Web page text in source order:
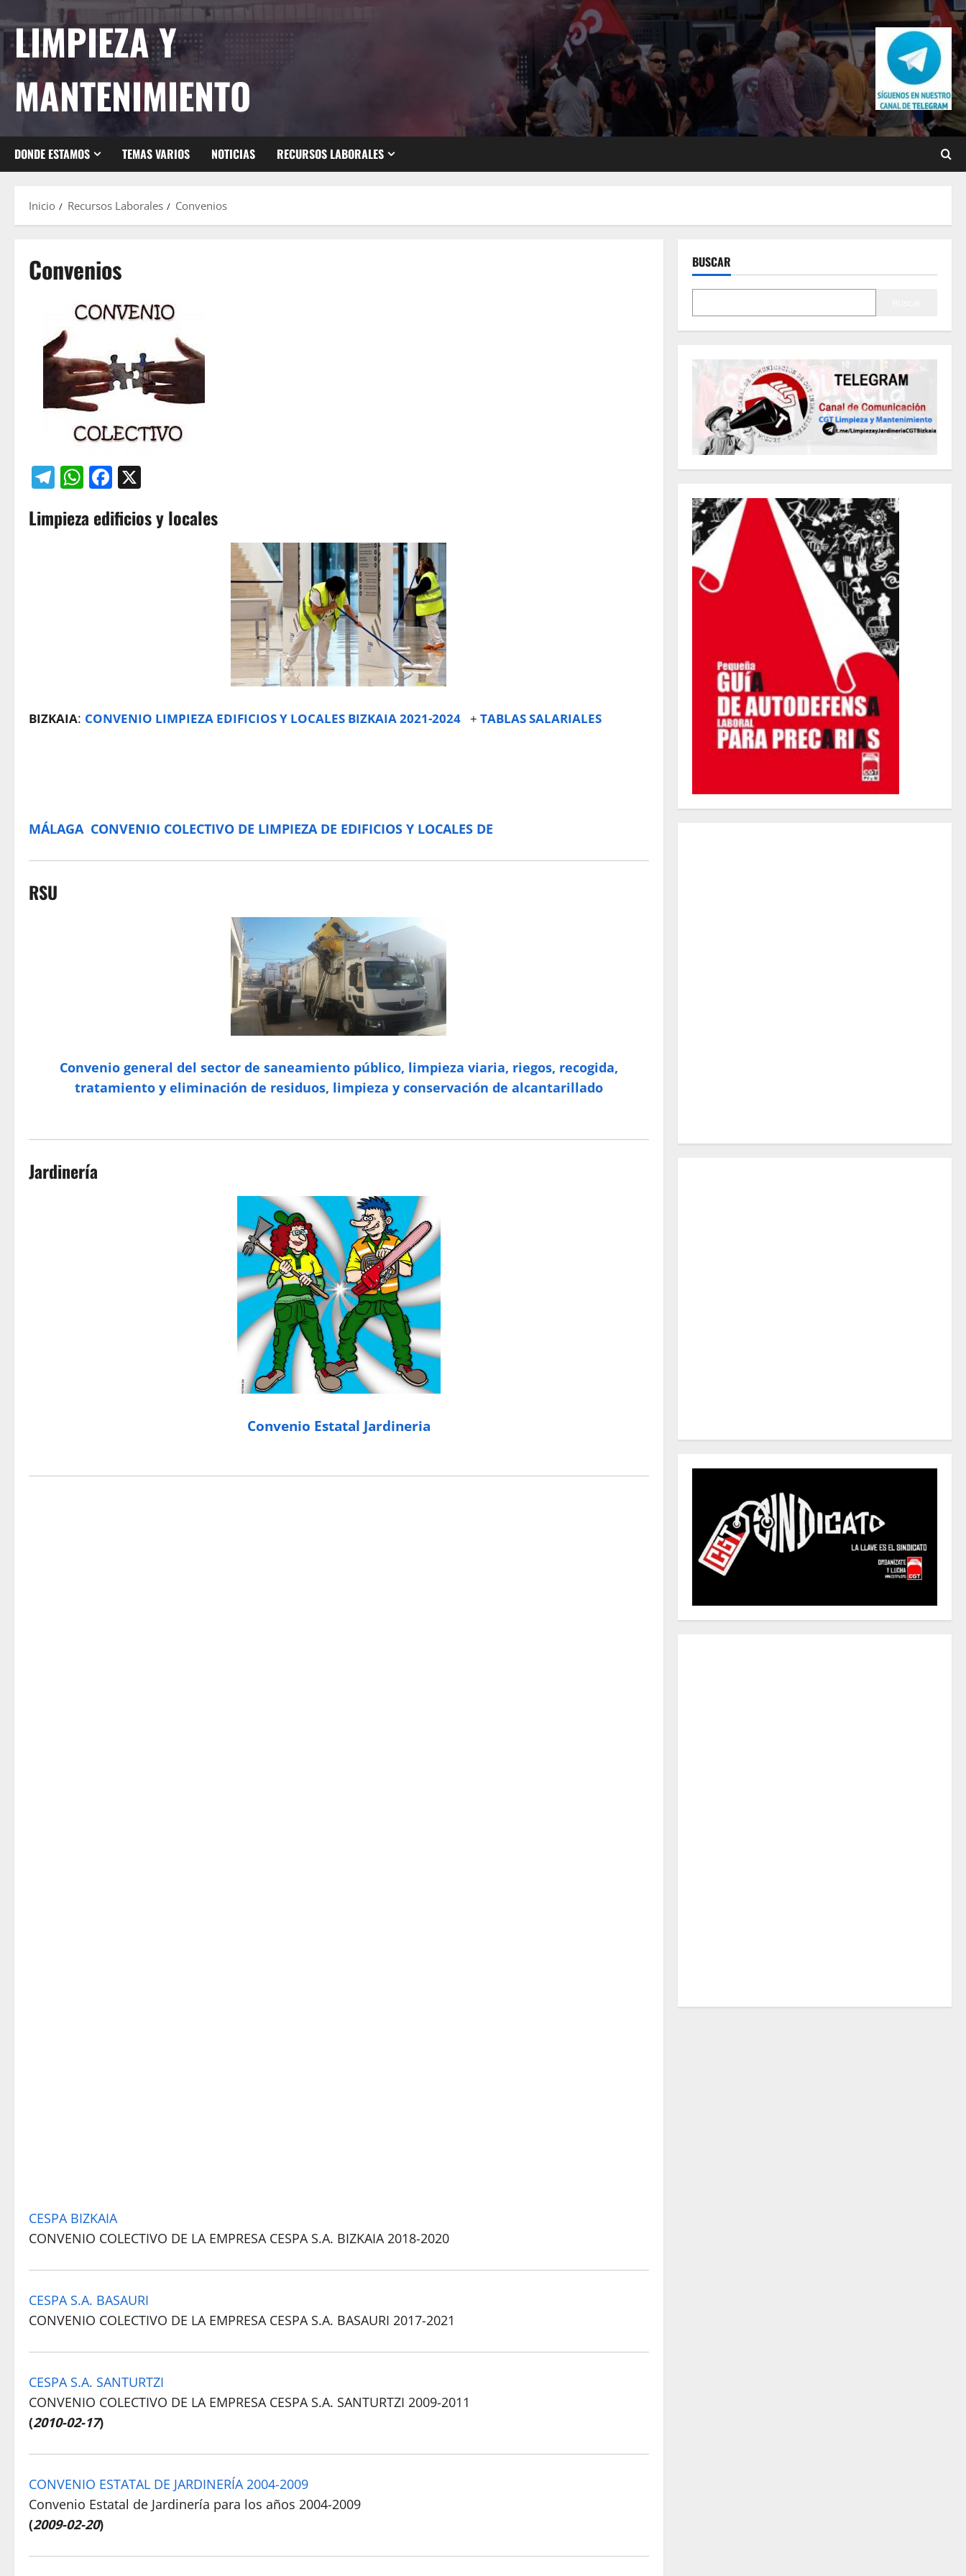
al
contenido
LIMPIEZA Y
MANTENIMIENTO
DONDE ESTAMOS TEMAS VARIOS NOTICIAS RECURSOS LABORALES
Inicio Recursos Laborales Convenios
Convenios
Telegram
WhatsApp
Facebook
Limpieza edificios y locales
BIZKAIA: CONVENIO LIMPIEZA EDIFICIOS Y LOCALES BIZKAIA 2021-2024 + TABLAS SALARIALES
MÁLAGA CONVENIO COLECTIVO DE LIMPIEZA DE EDIFICIOS Y LOCALES DE
RSU
Convenio general del sector de saneamiento público, limpieza viaria, riegos, recogida,
tratamiento y eliminación de residuos, limpieza y conservación de alcantarillado
Jardinería
Convenio Estatal Jardineria
CESPA BIZKAIA
CONVENIO COLECTIVO DE LA EMPRESA CESPA S.A. BIZKAIA 2018-2020
CESPA S.A. BASAURI
CONVENIO COLECTIVO DE LA EMPRESA CESPA S.A. BASAURI 2017-2021
CESPA S.A. SANTURTZI
CONVENIO COLECTIVO DE LA EMPRESA CESPA S.A. SANTURTZI 2009-2011
(2010-02-17)
CONVENIO ESTATAL DE JARDINERÍA 2004-2009
Convenio Estatal de Jardinería para los años 2004-2009
(2009-02-20)
BUSCAR